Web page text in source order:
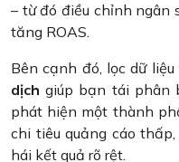
– từ đó điều chỉnh ngân
tăng ROAS.
Bên cạnh đó, lọc dữ liệu
dịch giúp bạn tái phân
phát hiện một thành
chi tiêu quảng cáo
hái kết quả rõ rệt.